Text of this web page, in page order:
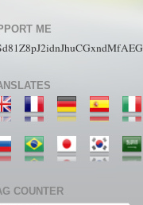
ME
COUNTER